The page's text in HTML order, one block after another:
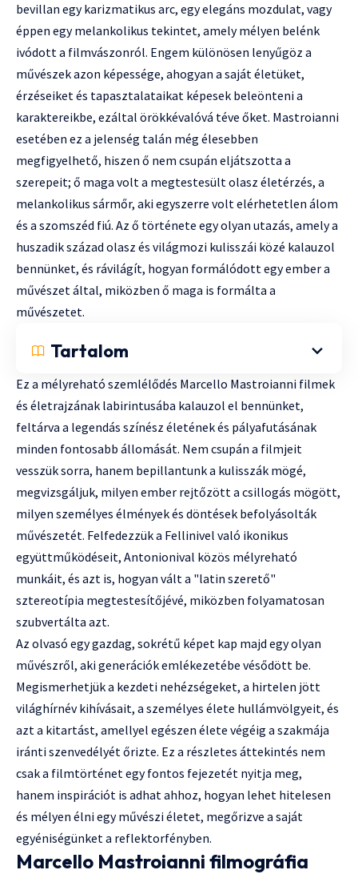
bevillan egy karizmatikus arc, egy elegáns mozdulat, vagy
éppen egy melankolikus tekintet, amely mélyen belénk
ivódott a filmvászonról. Engem különösen lenyűgöz a
művészek azon képessége, ahogyan a saját életüket,
érzéseiket és tapasztalataikat képesek beleönteni a
karaktereikbe, ezáltal örökkévalóvá téve őket. Mastroianni
esetében ez a jelenség talán még élesebben
megfigyelhető, hiszen ő nem csupán eljátszotta a
szerepeit; ő maga volt a megtestesült olasz életérzés, a
melankolikus sármőr, aki egyszerre volt elérhetetlen álom
és a szomszéd fiú. Az ő története egy olyan utazás, amely a
huszadik század olasz és világmozi kulisszái közé kalauzol
bennünket, és rávilágít, hogyan formálódott egy ember a
művészet által, miközben ő maga is formálta a
művészetet.
Tartalom
Ez a mélyreható szemlélődés Marcello Mastroianni filmek
és életrajzának labirintusába kalauzol el bennünket,
feltárva a legendás színész életének és pályafutásának
minden fontosabb állomását. Nem csupán a filmjeit
vesszük sorra, hanem bepillantunk a kulisszák mögé,
megvizsgáljuk, milyen ember rejtőzött a csillogás mögött,
milyen személyes élmények és döntések befolyásolták
művészetét. Felfedezzük a Fellinivel való ikonikus
együttműködéseit, Antonionival közös mélyreható
munkáit, és azt is, hogyan vált a "latin szerető"
sztereotípia megtestesítőjévé, miközben folyamatosan
szubvertálta azt.
Az olvasó egy gazdag, sokrétű képet kap majd egy olyan
művészről, aki generációk emlékezetébe vésődött be.
Megismerhetjük a kezdeti nehézségeket, a hirtelen jött
világhírnév kihívásait, a személyes élete hullámvölgyeit, és
azt a kitartást, amellyel egészen élete végéig a szakmája
iránti szenvedélyét őrizte. Ez a részletes áttekintés nem
csak a filmtörténet egy fontos fejezetét nyitja meg,
hanem inspirációt is adhat ahhoz, hogyan lehet hitelesen
és mélyen élni egy művészi életet, megőrizve a saját
egyéniségünket a reflektorfényben.
Marcello Mastroianni filmográfia